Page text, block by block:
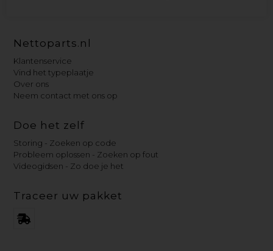
Nettoparts.nl
Klantenservice
Vind het typeplaatje
Over ons
Neem contact met ons op
Doe het zelf
Storing - Zoeken op code
Probleem oplossen - Zoeken op fout
Videogidsen - Zo doe je het
Traceer uw pakket